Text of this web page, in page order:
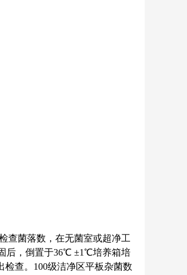
查菌落数，在无菌室或超净工
后，倒置于36℃ ±1℃培养箱培
查。100级洁净区平板杂菌数